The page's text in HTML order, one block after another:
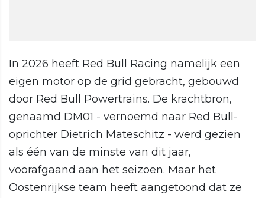
In 2026 heeft Red Bull Racing namelijk een
eigen motor op de grid gebracht, gebouwd
door Red Bull Powertrains. De krachtbron,
genaamd DM01 - vernoemd naar Red Bull-
oprichter Dietrich Mateschitz - werd gezien
als één van de minste van dit jaar,
voorafgaand aan het seizoen. Maar het
Oostenrijkse team heeft aangetoond dat ze